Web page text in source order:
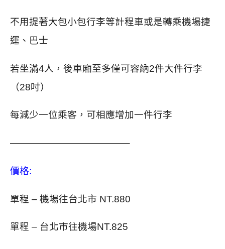
不用提著大包小包行李等計程車或是轉乘機場捷
運、巴士
若坐滿4人，後車廂至多僅可容納2件大件行李
（28吋）
每減少一位乘客，可相應增加一件行李
————————————–
價格:
單程 – 機場往台北市 NT.880
單程 – 台北市往機場NT.825